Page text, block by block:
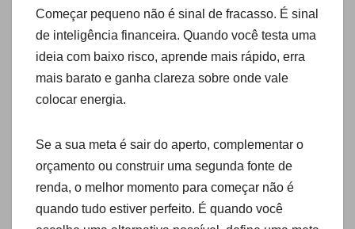
Começar pequeno não é sinal de fracasso. É sinal
de inteligência financeira. Quando você testa uma
ideia com baixo risco, aprende mais rápido, erra
mais barato e ganha clareza sobre onde vale
colocar energia.
Se a sua meta é sair do aperto, complementar o
orçamento ou construir uma segunda fonte de
renda, o melhor momento para começar não é
quando tudo estiver perfeito. É quando você